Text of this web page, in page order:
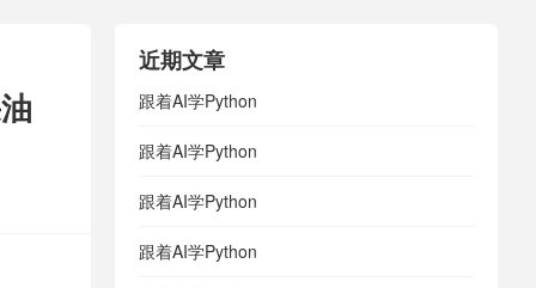
近期文章
跟着AI学Python
跟着AI学Python
跟着AI学Python
跟着AI学Python